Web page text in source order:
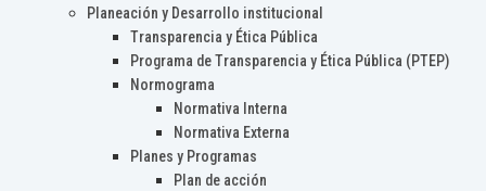
Planeación y Desarrollo institucional
Transparencia y Ética Pública
Programa de Transparencia y Ética Pública (PTEP)
Normograma
Normativa Interna
Normativa Externa
Planes y Programas
Plan de acción